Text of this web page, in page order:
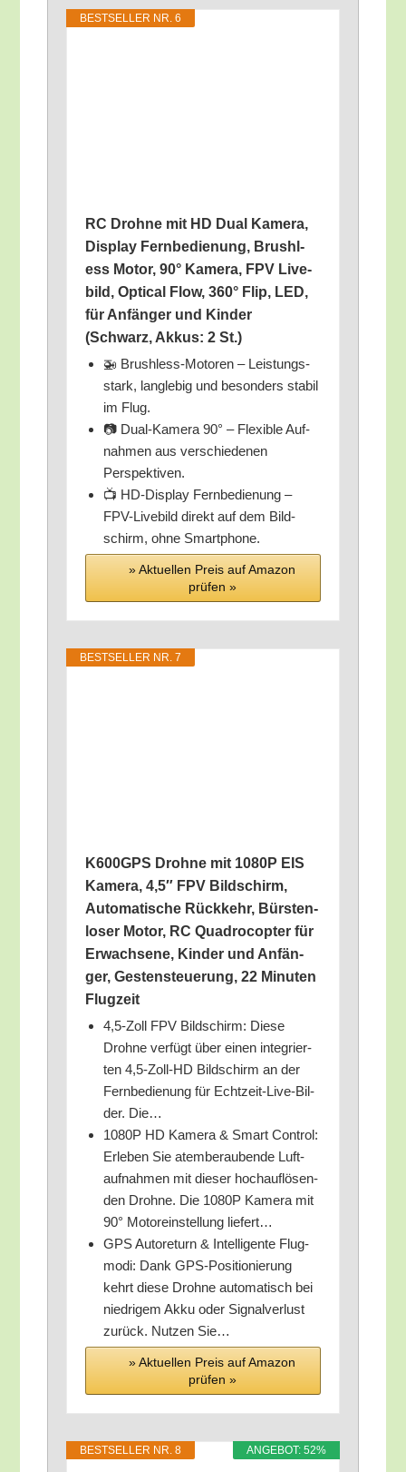
BEST­SEL­LER NR. 6
RC Droh­ne mit HD Dual Kame­ra,
Dis­play Fern­be­die­nung, Brushl­
ess Motor, 90° Kame­ra, FPV Live­
bild, Opti­cal Flow, 360° Flip, LED,
für Anfän­ger und Kin­der
(Schwarz, Akkus: 2 St.)
🚁 Brushl­ess-Moto­ren – Leis­tungs­
stark, lang­le­big und beson­ders sta­bil
im Flug.
📷 Dual-Kame­ra 90° – Fle­xi­ble Auf­
nah­men aus ver­schie­de­nen
Perspektiven.
📺 HD-Dis­play Fern­be­die­nung –
FPV-Live­bild direkt auf dem Bild­
schirm, ohne Smartphone.
» Aktu­el­len Preis auf Ama­zon
prü­fen »
BEST­SEL­LER NR. 7
K600GPS Droh­ne mit 1080P EIS
Kame­ra, 4,5″ FPV Bild­schirm,
Auto­ma­ti­sche Rück­kehr, Bürs­ten­
lo­ser Motor, RC Qua­dro­c­op­ter für
Erwach­se­ne, Kin­der und Anfän­
ger, Ges­ten­steue­rung, 22 Minu­ten
Flugzeit
4,5‑Zoll FPV Bild­schirm: Die­se
Droh­ne ver­fügt über einen inte­grier­
ten 4,5‑Zoll-HD Bild­schirm an der
Fern­be­die­nung für Echt­zeit-Live-Bil­
der. Die…
1080P HD Kame­ra & Smart Con­trol:
Erle­ben Sie atem­be­rau­ben­de Luft­
auf­nah­men mit die­ser hoch­auf­lö­sen­
den Droh­ne. Die 1080P Kame­ra mit
90° Motor­ein­stel­lung liefert…
GPS Auto­re­turn & Intel­li­gen­te Flug­
mo­di: Dank GPS-Posi­tio­nie­rung
kehrt die­se Droh­ne auto­ma­tisch bei
nied­ri­gem Akku oder Signal­ver­lust
zurück. Nut­zen Sie…
» Aktu­el­len Preis auf Ama­zon
prü­fen »
ANGE­BOT: 52%
BEST­SEL­LER NR. 8